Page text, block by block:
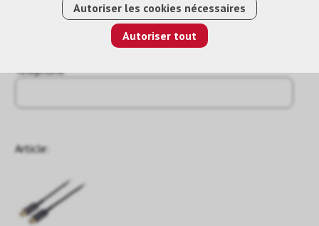
Téléphone
Article:
Autoriser les cookies nécessaires
Autoriser tout